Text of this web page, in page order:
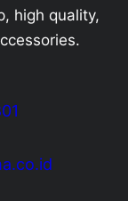
high quality,